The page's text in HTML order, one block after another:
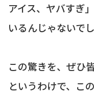
アイス、ヤバすぎ
いるんじゃないで
この驚きを、ぜひ
というわけで、こ